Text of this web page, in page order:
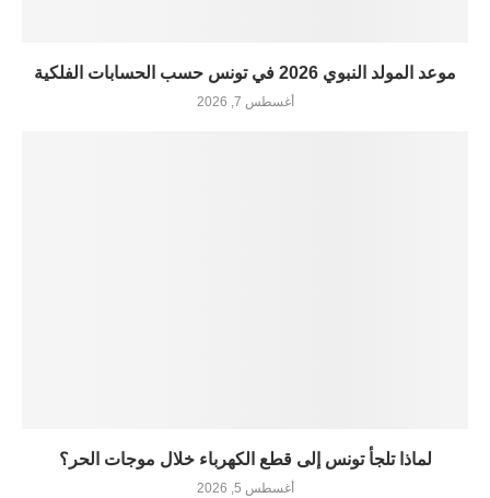
موعد المولد النبوي 2026 في تونس حسب الحسابات الفلكية
أغسطس 7, 2026
لماذا تلجأ تونس إلى قطع الكهرباء خلال موجات الحر؟
أغسطس 5, 2026